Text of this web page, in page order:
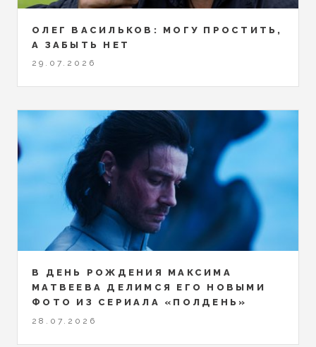
ОЛЕГ ВАСИЛЬКОВ: МОГУ ПРОСТИТЬ,
А ЗАБЫТЬ НЕТ
29.07.2026
В ДЕНЬ РОЖДЕНИЯ МАКСИМА
МАТВЕЕВА ДЕЛИМСЯ ЕГО НОВЫМИ
ФОТО ИЗ СЕРИАЛА «ПОЛДЕНЬ»
28.07.2026